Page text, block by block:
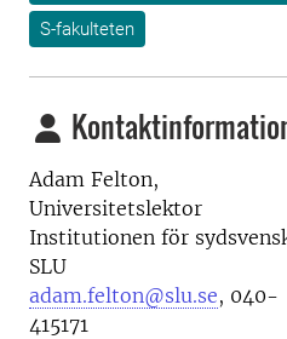
S-fakulteten
Adam Felton,
Universitetslektor
Institutionen för
SLU
adam.felton@slu.se, 040-